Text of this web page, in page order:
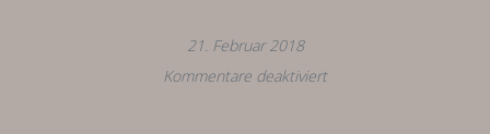
21. Februar 2018
Kommentare deaktiviertfür